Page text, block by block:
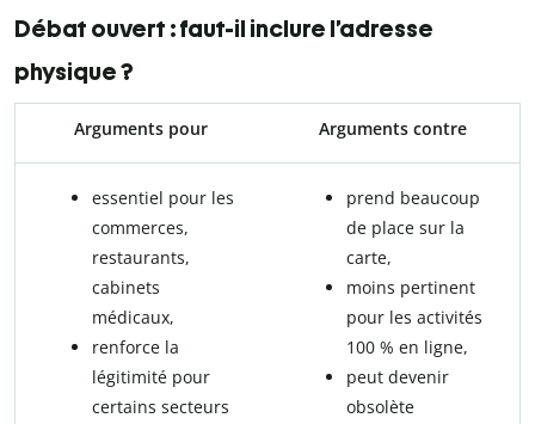
Débat ouvert : faut-il inclure l’adresse
physique ?
Arguments pour Arguments contre
essentiel pour les
commerces,
restaurants,
cabinets
médicaux,
renforce la
légitimité pour
certains secteurs
prend beaucoup
de place sur la
carte,
moins pertinent
pour les activités
100 % en ligne,
peut devenir
obsolète